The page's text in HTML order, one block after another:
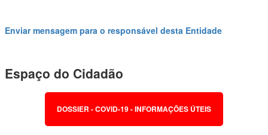
Enviar mensagem para o responsável desta Entidade
Espaço do Cidadão
DOSSIER - COVID-19 - INFORMAÇÕES ÚTEIS